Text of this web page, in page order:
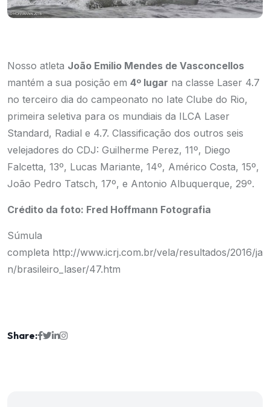
Nosso atleta João Emilio Mendes de Vasconcellos
mantém a sua posição em 4º lugar na classe Laser 4.7
no terceiro dia do campeonato no Iate Clube do Rio,
primeira seletiva para os mundiais da ILCA Laser
Standard, Radial e 4.7. Classificação dos outros seis
velejadores do CDJ: Guilherme Perez, 11º, Diego
Falcetta, 13º, Lucas Mariante, 14º, Américo Costa, 15º,
João Pedro Tatsch, 17º, e Antonio Albuquerque, 29º.
Crédito da foto: Fred Hoffmann Fotografia
Súmula
completa http://www.icrj.com.br/vela/resultados/2016/ja
n/brasileiro_laser/47.htm
Share: